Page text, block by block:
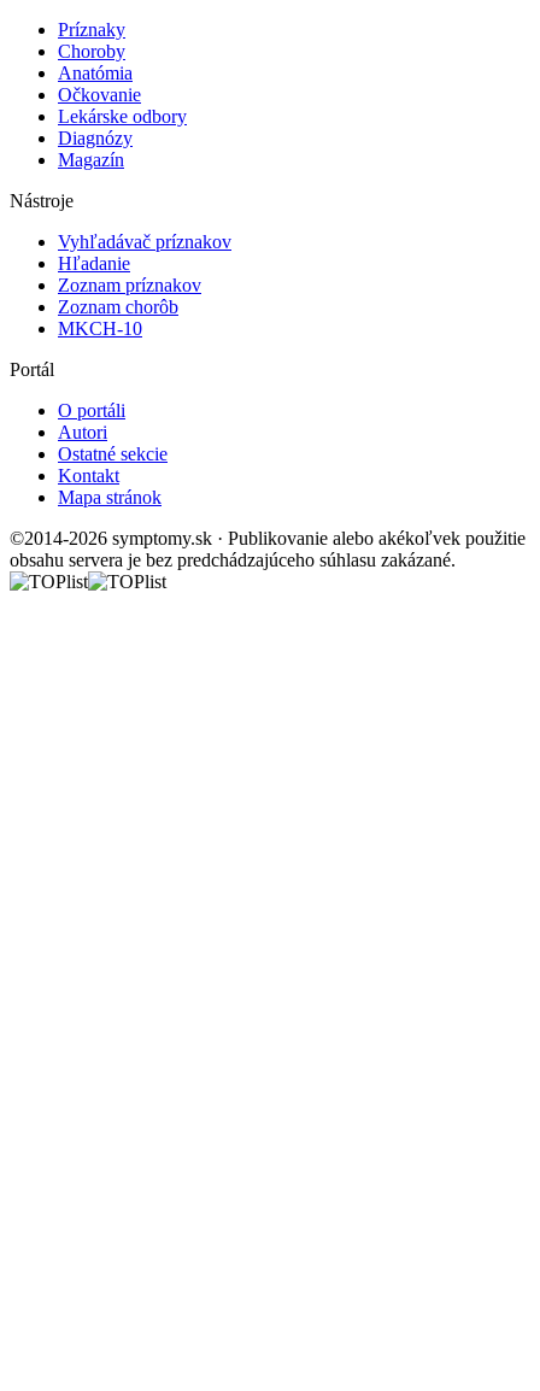
Príznaky
Choroby
Anatómia
Očkovanie
Lekárske odbory
Diagnózy
Magazín
Nástroje
Vyhľadávač príznakov
Hľadanie
Zoznam príznakov
Zoznam chorôb
MKCH-10
Portál
O portáli
Autori
Ostatné sekcie
Kontakt
Mapa stránok
©2014-2026 symptomy.sk · Publikovanie alebo akékoľvek použitie
obsahu servera je bez predchádzajúceho súhlasu zakázané.